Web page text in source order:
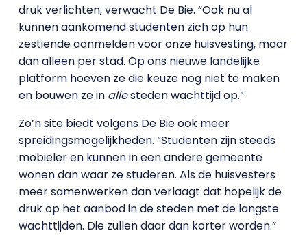
druk verlichten, verwacht De Bie. “Ook nu al
kunnen aankomend studenten zich op hun
zestiende aanmelden voor onze huisvesting, maar
dan alleen per stad. Op ons nieuwe landelijke
platform hoeven ze die keuze nog niet te maken
en bouwen ze in allesteden wachttijd op.”
Zo’n site biedt volgens De Bie ook meer
spreidingsmogelijkheden. “Studenten zijn steeds
mobieler en kunnen in een andere gemeente
wonen dan waar ze studeren. Als de huisvesters
meer samenwerken dan verlaagt dat hopelijk de
druk op het aanbod in de steden met de langste
wachttijden. Die zullen daar dan korter worden.”